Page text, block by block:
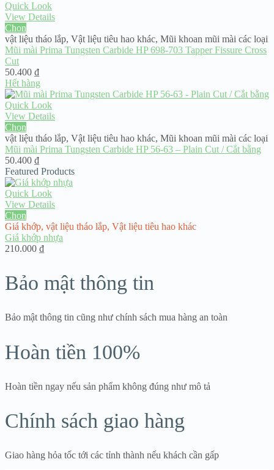
Quick Look
View Details
Chọn
vật liệu tháo lắp, Vật liệu tiêu hao khác, Mũi khoan mũi mài các loại
Mũi mài Prima Tungsten Carbide HP 698-703 Tapper Fissure Cross
Cut
50.400 ₫
Hết hàng
Quick Look
View Details
Chọn
vật liệu tháo lắp, Vật liệu tiêu hao khác, Mũi khoan mũi mài các loại
Mũi mài Prima Tungsten Carbide HP 56-63 – Plain Cut / Cắt bằng
50.400 ₫
Featured Products
Quick Look
View Details
Chọn
Giá khớp, vật liệu tháo lắp, Vật liệu tiêu hao khác
Giá khớp nhựa
210.000 ₫
Bảo mật thông tin
Bảo mật thông tin cũng như chính sách mua hàng an toàn
Hoàn tiền 100%
Hoàn tiền ngay nếu sản phẩm không đúng như mô tả
Chính sách giao hàng
Giao hàng hỏa tốc tới các tỉnh thành nếu khách cần gấp